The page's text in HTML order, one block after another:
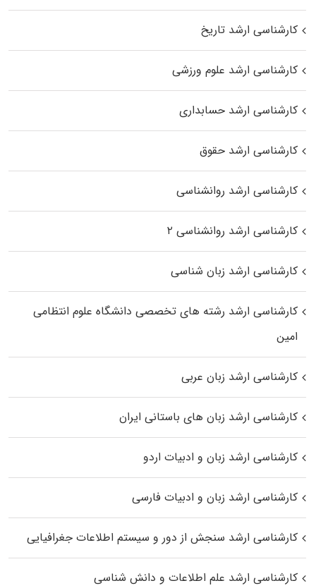
کارشناسی ارشد تاریخ
کارشناسی ارشد علوم ورزشی
کارشناسی ارشد حسابداری
کارشناسی ارشد حقوق
کارشناسی ارشد روانشناسی
کارشناسی ارشد روانشناسی ۲
کارشناسی ارشد زبان شناسی
کارشناسی ارشد رﺷﺘﻪ ﻫﺎی تخصصی داﻧﺸﮕﺎه ﻋﻠﻮم انتظامی
اﻣﻴﻦ
کارشناسی ارشد زبان عربی
کارشناسی ارشد زبان‌ های باستانی ایران
کارشناسی ارشد زبان و ادبیات اردو
کارشناسی ارشد زبان و ادبیات فارسی
کارشناسی ارشد سنجش از دور و سیستم اطلاعات جغرافیایی
کارشناسی ارشد علم اطلاعات و دانش شناسی